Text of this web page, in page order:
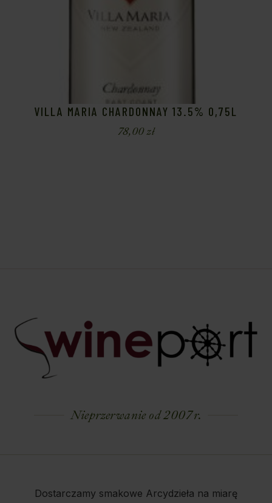
VILLA MARIA CHARDONNAY 13.5% 0,75L
78,00zł
Nieprzerwanie od 2007 r.
Dostarczamy smakowe Arcydzieła na miarę